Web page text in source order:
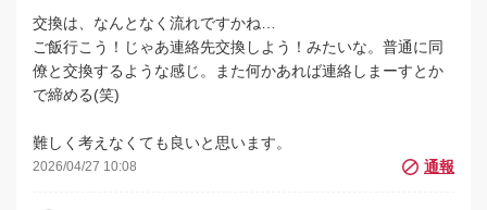
交換は、なんとなく流れですかね…
ご飯行こう！じゃあ連絡先交換しよう！みたいな。普通に同
僚と交換するような感じ。また何かあれば連絡しまーすとか
で締める(笑)
難しく考えなくても良いと思います。
2026/04/27 10:08